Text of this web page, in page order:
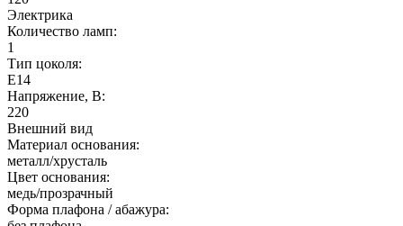
Электрика
Количество ламп:
1
Тип цоколя:
E14
Напряжение, В:
220
Внешний вид
Материал основания:
металл/хрусталь
Цвет основания:
медь/прозрачный
Форма плафона / абажура: